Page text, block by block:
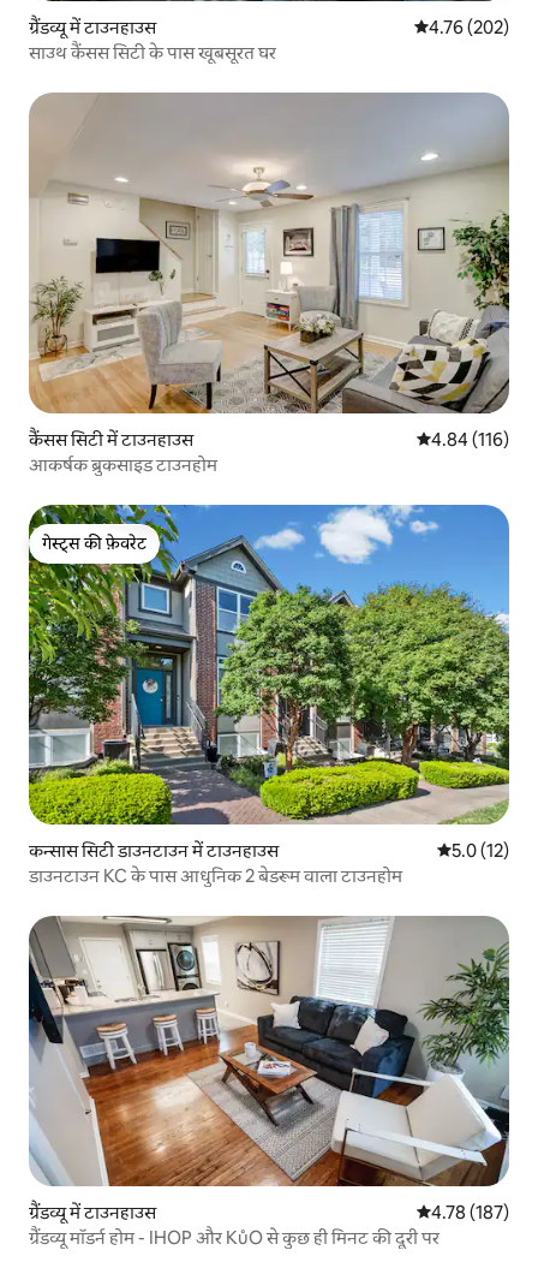
ग्रैंडव्यू में टाउनहाउस औसत रेटिंग 5 में से
4.76 (202)
साउथ कैंसस सिटी के पास खूबसूरत घर
कैंसस सिटी में टाउनहाउस औसत रेटिंग 5 में से
4.84 (116)
आकर्षक ब्रुकसाइड टाउनहोम
गेस्ट्स की फ़ेवरेट
गेस्ट्स की फ़ेवरेट
कन्सास सिटी डाउनटाउन में टाउनहाउस औसत रेटिंग 5
5.0 (12)
डाउनटाउन KC के पास आधुनिक 2 बेडरूम वाला टाउनहोम
ग्रैंडव्यू में टाउनहाउस औसत रेटिंग 5 में से
4.78 (187)
ग्रैंडव्यू मॉडर्न होम - IHOP और KůO से कुछ ही मिनट की दूरी पर